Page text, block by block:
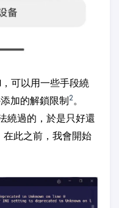
可以用一些手段繞
加的解鎖限制2。
繞過的，於是只好還
此之前，我會開始